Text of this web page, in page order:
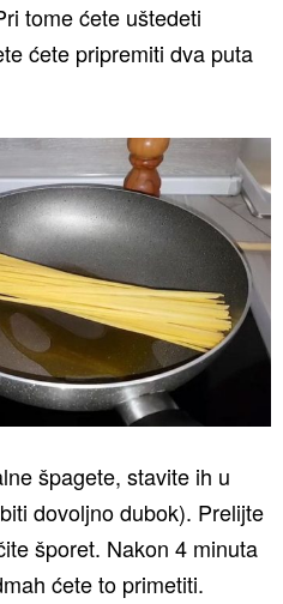
tome ćete uštedeti
ćete pripremiti dva puta
špagete, stavite ih u
dovoljno dubok). Prelijte
šporet. Nakon 4 minuta
ćete to primetiti.